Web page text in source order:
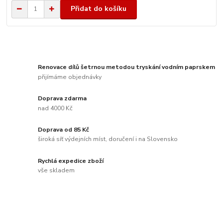
Přidat do košíku
Renovace dílů šetrnou metodou tryskání vodním paprskem
přijímáme objednávky
Doprava zdarma
nad 4000 Kč
Doprava od 85 Kč
široká síť výdejních míst, doručení i na Slovensko
Rychlá expedice zboží
vše skladem